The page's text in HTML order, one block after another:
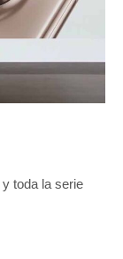
toda la serie